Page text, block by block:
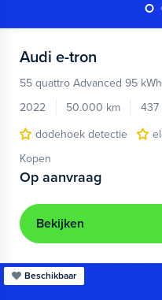
Audi e-tron
55 quattro Advanced 95 kWh
2022
50.000 km 437
dodehoek detectie
Kopen
Op aanvraag
Bekijken
Beschikbaar